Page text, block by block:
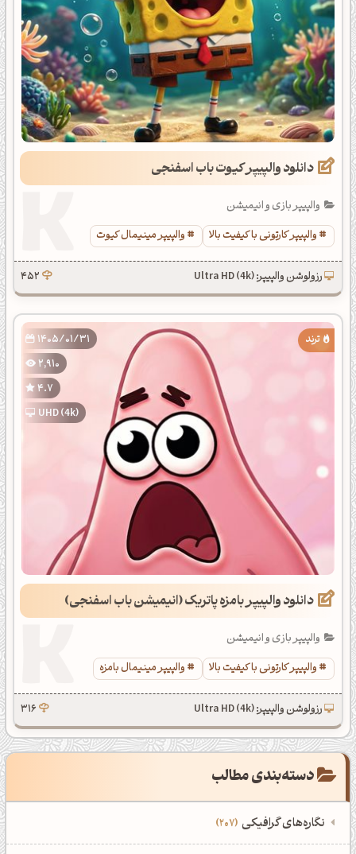
دانلود والپیپر کیوت باب اسفنجی
والپیپر بازی و انیمیشن
والپیپر کارتونی با کیفیت بالا
والپیپر مینیمال کیوت
رزولوشن والپیپر: Ultra HD (4k) 452
1405/01/31
2,910
4.7
UHD (4k)
دانلود والپیپر بامزه پاتریک (انیمیشن باب اسفنجی)
والپیپر بازی و انیمیشن
والپیپر کارتونی با کیفیت بالا
والپیپر مینیمال بامزه
رزولوشن والپیپر: Ultra HD (4k) 316
دسته‌بندی مطالب
نگاره‌های گرافیکی 207